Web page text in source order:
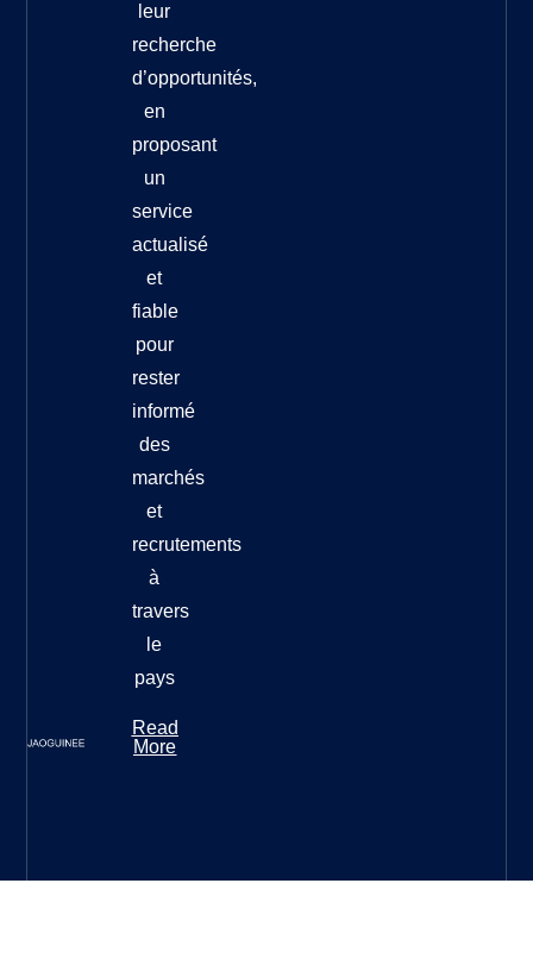
leur
recherche
d’opportunités,
en
proposant
un
service
actualisé
et
fiable
pour
rester
informé
des
marchés
et
recrutements
à
travers
le
pays
Read
More